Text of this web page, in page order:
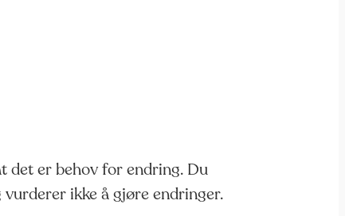
det er behov for endring. Du
ikke å gjøre endringer.